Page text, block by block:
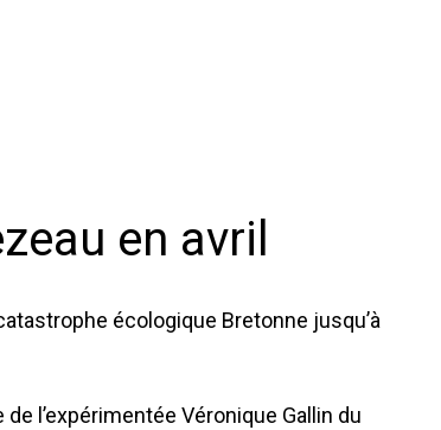
en avril
écologique Bretonne jusqu’à
l’expérimentée Véronique Gallin du